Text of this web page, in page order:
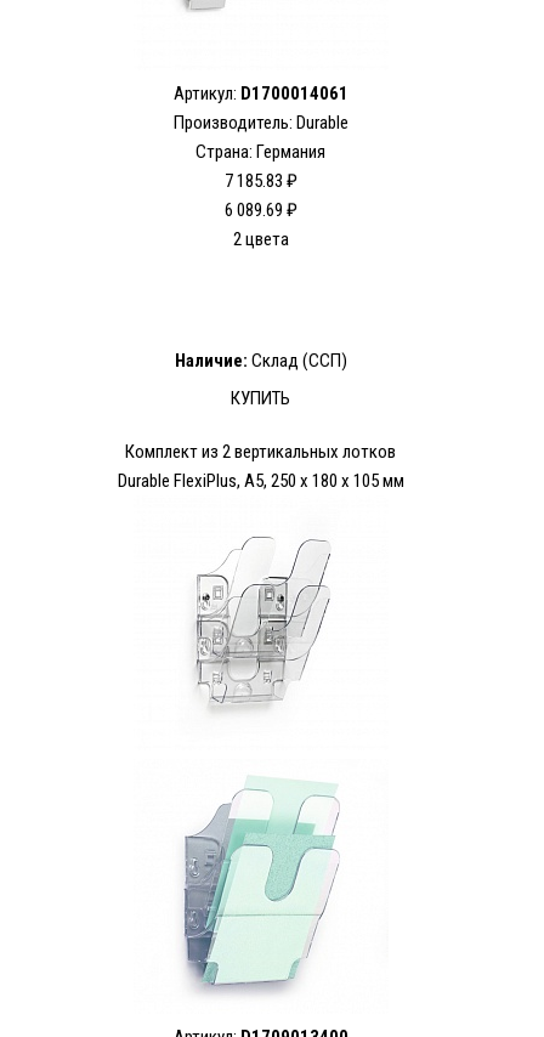
Артикул: D1700014061
Производитель: Durable
Страна: Германия
7 185.83 ₽
6 089.69 ₽
2 цвета
Наличие: Склад (ССП)
КУПИТЬ
Комплект из 2 вертикальных лотков
Durable FlexiPlus, А5, 250 x 180 x 105 мм